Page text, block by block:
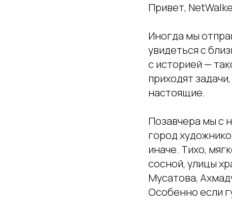
Привет,
Иногда мы
увидеться с
с историей —
приходят
настоящие.
Позавчера мы с
город
иначе. Тихо,
сосной, улицы
Мусатова,
Особенно если